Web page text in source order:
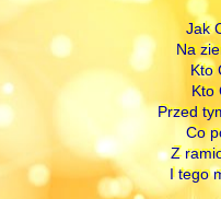
Jak
Na
Kto
Kto
Przed
Co
Z
I tego